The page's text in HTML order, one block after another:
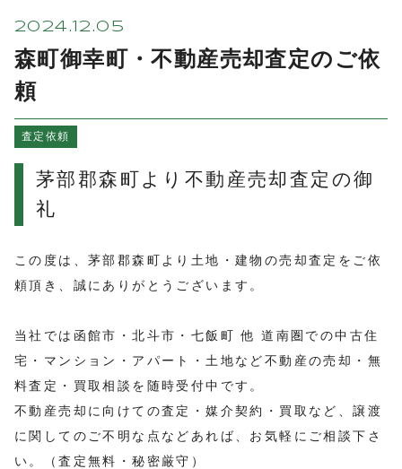
不動産売却の流れ
お知らせ
2024.12.05
森町御幸町・不動産売却査定のご依
頼
査定依頼
茅部郡森町より不動産売却査定の御
礼
この度は、茅部郡森町より土地・建物の売却査定をご依
頼頂き、誠にありがとうございます。
当社では函館市・北斗市・七飯町 他 道南圏での中古住
宅・マンション・アパート・土地など不動産の売却・無
料査定・買取相談を随時受付中です。
不動産売却に向けての査定・媒介契約・買取など、譲渡
に関してのご不明な点などあれば、お気軽にご相談下さ
い。（査定無料・秘密厳守）